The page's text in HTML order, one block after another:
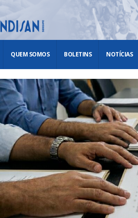
QUEM SOMOS BOLETINS NOTÍCIAS